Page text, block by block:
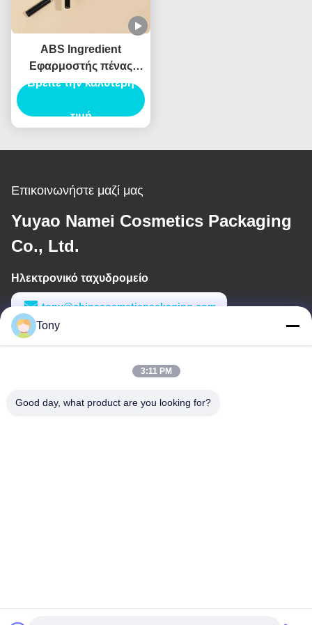
ABS Ingredient
Εφαρμοστής πένας
πινέλας φρυδιών για
αποτελέσματα
Βρείτε την καλύτερη
τιμή
Επικοινωνήστε μαζί μας
Yuyao Namei Cosmetics Packaging
Co., Ltd.
Ηλεκτρονικό ταχυδρομείο
tony@chinacosmeticpackaging.com
Εργασιακό χρόνο
Tony
3:11 PM
Good day, what product are you looking for?